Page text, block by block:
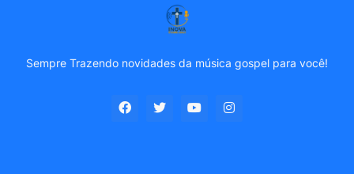
Sempre Trazendo novidades da música gospel para você!